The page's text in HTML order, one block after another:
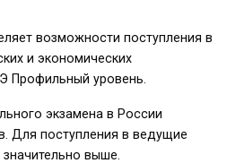
возможности поступления в
и экономических
Профильный уровень.
экзамена в России
Для поступления в ведущие
выше.